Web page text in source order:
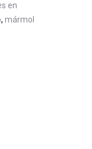
en
, mármol